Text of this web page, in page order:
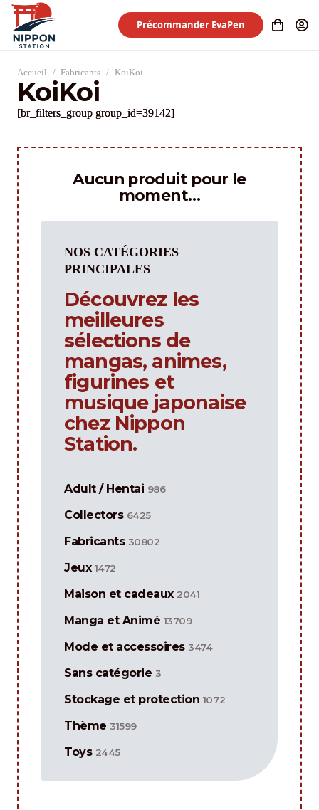
Précommander EvaPen
Accueil / Fabricants / KoiKoi
KoiKoi
[br_filters_group group_id=39142]
Aucun produit pour le
moment…
NOS CATÉGORIES
PRINCIPALES
Découvrez les
meilleures
sélections de
mangas, animes,
figurines et
musique japonaise
chez Nippon
Station.
Adult / Hentai 986
Collectors 6425
Fabricants 30802
Jeux 1472
Maison et cadeaux 2041
Manga et Animé 13709
Mode et accessoires 3474
Sans catégorie 3
Stockage et protection 1072
Thème 31599
Toys 2445